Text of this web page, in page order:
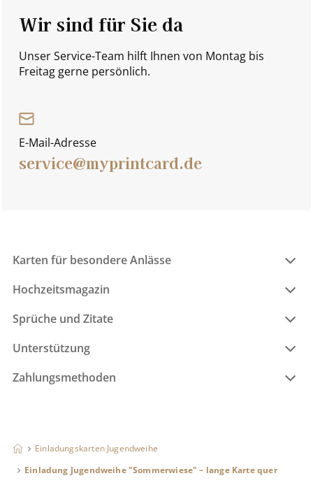
Wir sind für Sie da
Unser Service-Team hilft Ihnen von Montag bis
Freitag gerne persönlich.
E-Mail-Adresse
service@myprintcard.de
Karten für besondere Anlässe
Hochzeitsmagazin
Sprüche und Zitate
Unterstützung
Zahlungsmethoden
Einladungskarten Jugendweihe
Einladung Jugendweihe "Sommerwiese" – lange Karte quer